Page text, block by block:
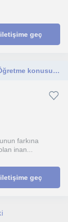
geç
Girişken, aktif ve ekip çalışmasına yatkın. Öğretme konusunda deneyimli.
farkına
inan...
geç